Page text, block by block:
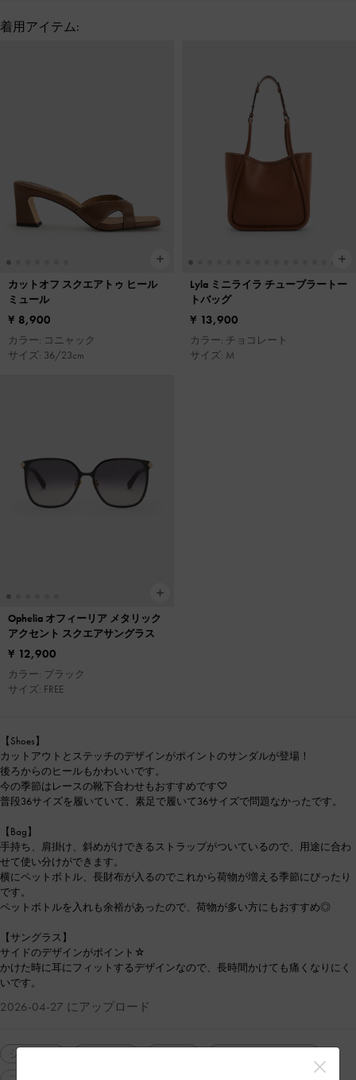
着用アイテム:
カットオフ スクエアトゥ ヒール
ミュール
¥ 8,900
カラー: コニャック
サイズ: 36/23cm
Lyla ミニライラ チューブラートー
トバッグ
¥ 13,900
カラー: チョコレート
サイズ: M
Ophelia オフィーリア メタリック
アクセント スクエアサングラス
¥ 12,900
カラー: ブラック
サイズ: FREE
【Shoes】
カットアウトとステッチのデザインがポイントのサンダルが登場！
後ろからのヒールもかわいいです。
今の季節はレースの靴下合わせもおすすめです♡
普段36サイズを履いていて、素足で履いて36サイズで問題なかったです。
【Bag】
手持ち、肩掛け、斜めがけできるストラップがついているので、用途に合わ
せて使い分けができます。
横にペットボトル、長財布が入るのでこれから荷物が増える季節にぴったり
です。
ペットボトルを入れも余裕があったので、荷物が多い方にもおすすめ◎
【サングラス】
サイドのデザインがポイント☆
かけた時に耳にフィットするデザインなので、長時間かけても痛くなりにく
いです。
2026-04-27 にアップロード
シューズ